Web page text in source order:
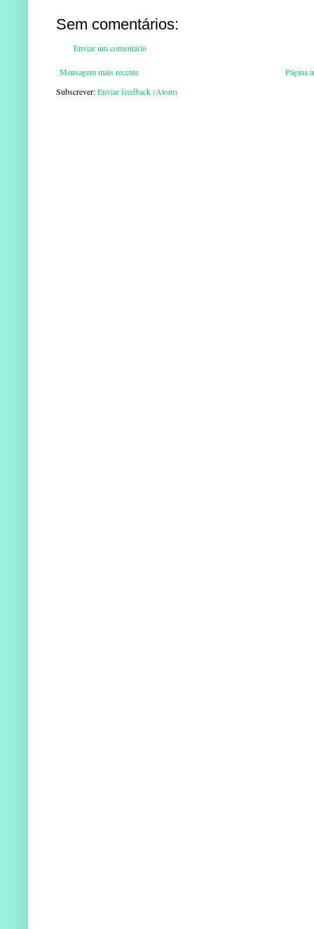
Sem comentários:
Enviar um comentário
Mensagem mais recente
Página
Subscrever:Enviar feedback (Atom)